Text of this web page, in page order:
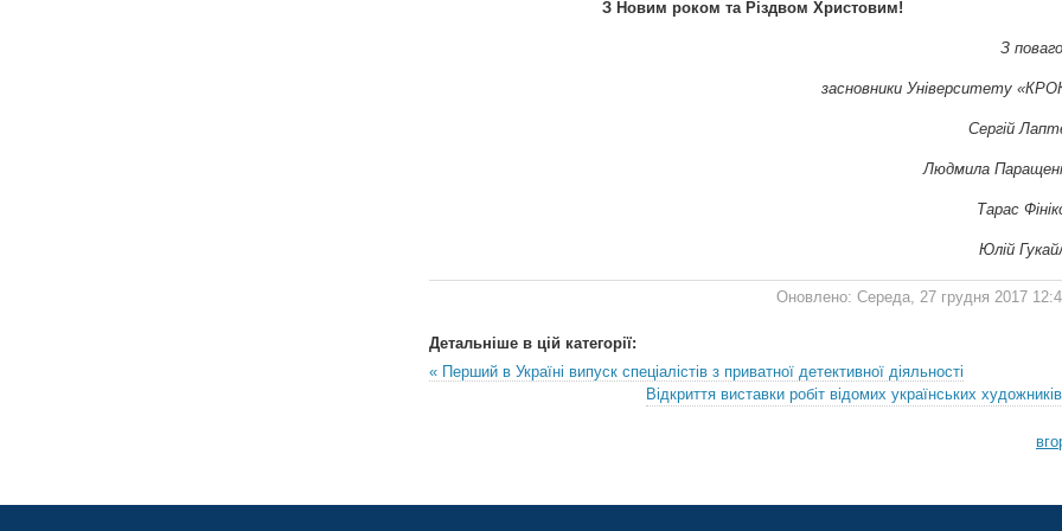
З Новим роком та Різдвом Христовим!
З
засновники Університету
Сергій
Людмила
Тарас
Юлій
Оновлено: Середа, 27 грудня 2017
Детальніше в цій категорії:
« Перший в Україні випуск спеціалістів з приватної детективної діяльності
Відкриття виставки робіт відомих українських